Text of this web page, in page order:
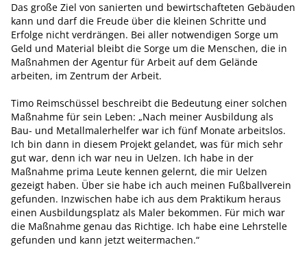
Das große Ziel von sanierten und bewirtschafteten Gebäuden
kann und darf die Freude über die kleinen Schritte und
Erfolge nicht verdrängen. Bei aller notwendigen Sorge um
Geld und Material bleibt die Sorge um die Menschen, die in
Maßnahmen der Agentur für Arbeit auf dem Gelände
arbeiten, im Zentrum der Arbeit.
Timo Reimschüssel beschreibt die Bedeutung einer solchen
Maßnahme für sein Leben: „Nach meiner Ausbildung als
Bau- und Metallmalerhelfer war ich fünf Monate arbeitslos.
Ich bin dann in diesem Projekt gelandet, was für mich sehr
gut war, denn ich war neu in Uelzen. Ich habe in der
Maßnahme prima Leute kennen gelernt, die mir Uelzen
gezeigt haben. Über sie habe ich auch meinen Fußballverein
gefunden. Inzwischen habe ich aus dem Praktikum heraus
einen Ausbildungsplatz als Maler bekommen. Für mich war
die Maßnahme genau das Richtige. Ich habe eine Lehrstelle
gefunden und kann jetzt weitermachen.“